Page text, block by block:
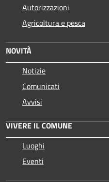
Autorizzazioni
Agricoltura e pesca
NOVITÀ
Notizie
Comunicati
Avvisi
VIVERE IL COMUNE
Luoghi
Eventi